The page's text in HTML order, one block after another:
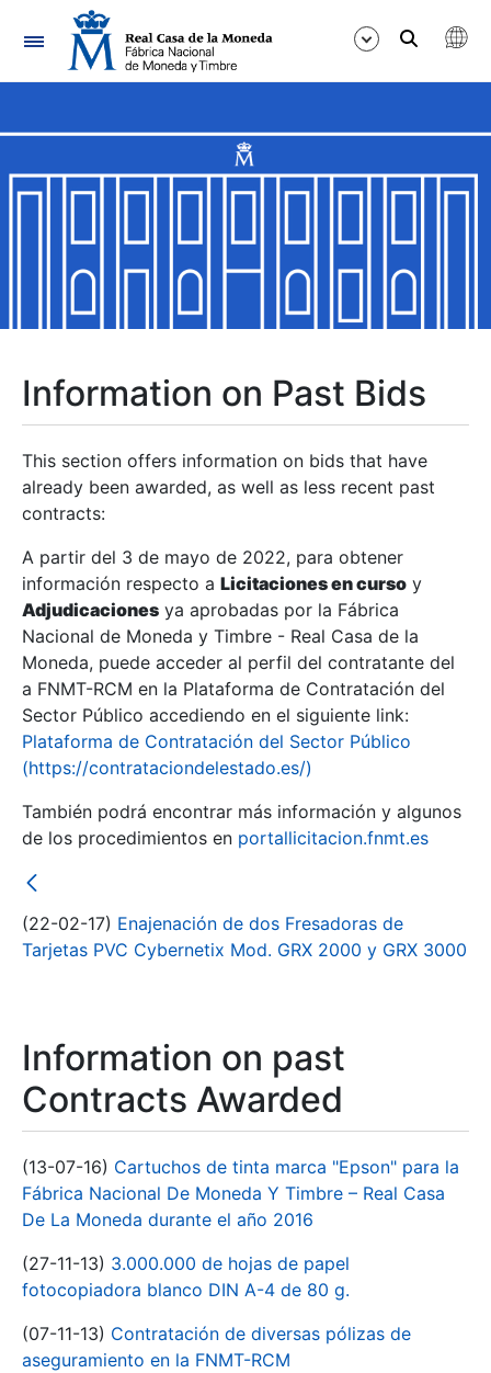
Navigation
Show/Hide
Show/Hide
Show/Hide
Show/Hide
Show/Hide
Show/Hide
Information on Past Bids
This section offers information on bids that have
already been awarded, as well as less recent past
contracts:
A partir del 3 de mayo de 2022, para obtener
información respecto a Licitaciones en curso y
Adjudicaciones ya aprobadas por la Fábrica
Nacional de Moneda y Timbre - Real Casa de la
Moneda, puede acceder al perfil del contratante del
a FNMT-RCM en la Plataforma de Contratación del
Sector Público accediendo en el siguiente link:
Plataforma de Contratación del Sector Público
(https://contrataciondelestado.es/)
También podrá encontrar más información y algunos
de los procedimientos en portallicitacion.fnmt.es
(22-02-17) Enajenación de dos Fresadoras de
Tarjetas PVC Cybernetix Mod. GRX 2000 y GRX 3000
Information on past
Contracts Awarded
(13-07-16) Cartuchos de tinta marca "Epson" para la
Fábrica Nacional De Moneda Y Timbre – Real Casa
De La Moneda durante el año 2016
(27-11-13) 3.000.000 de hojas de papel
fotocopiadora blanco DIN A-4 de 80 g.
(07-11-13) Contratación de diversas pólizas de
aseguramiento en la FNMT-RCM